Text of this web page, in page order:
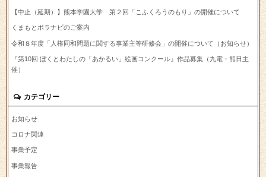
【中止（延期）】熊本学園大学 第２回「こふくろうのもり」の開催について
くまもとボラナビのご案内
令和８年度「人権同和問題に関する事業主等研修会」の開催について（お知らせ）
『第10回 ぼくとわたしの「あかるい」絵画コンクール』作品募集（九電・熊日主
催）
カテゴリー
お知らせ
コロナ関連
事業予定
事業報告